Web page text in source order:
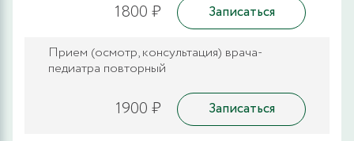
1800 ₽ Записаться
Прием (осмотр, консультация) врача-
педиатра повторный
1900 ₽ Записаться